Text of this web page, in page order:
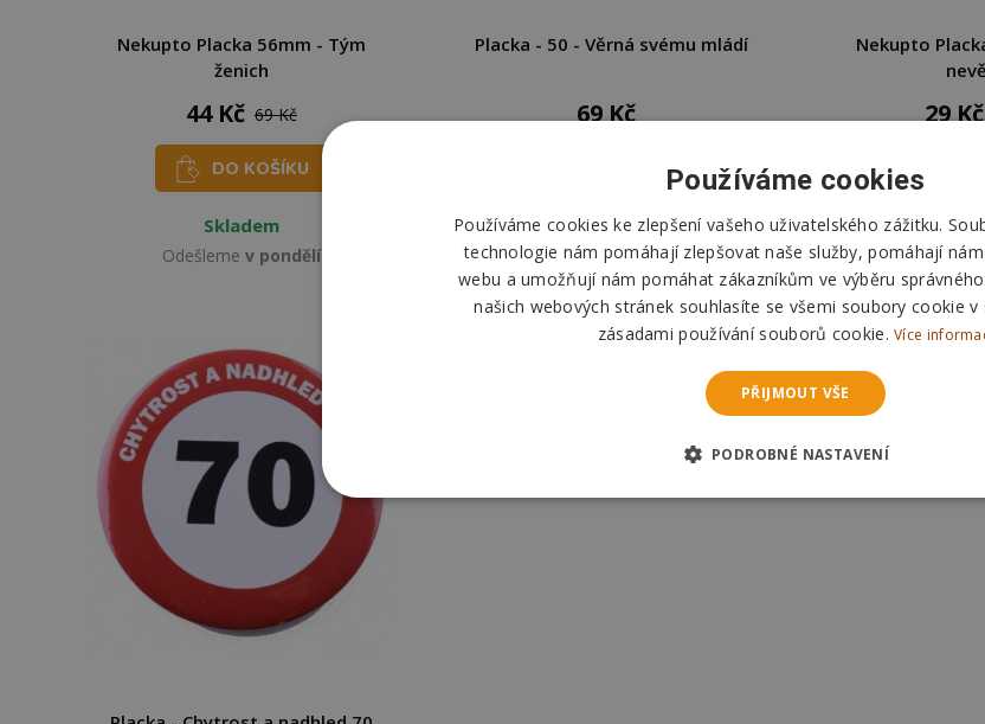
Nekupto Placka 56mm - Tým
ženich
44 Kč 69 Kč
DO KOŠÍKU
Skladem
Odešleme v pondělí
Placka - 50 - Věrná svému mládí
69 Kč
DO KOŠÍKU
Skladem
Odešlemev pondělí
Nekupto
29 Kč
Odešleme
Používáme cookies
Používáme cookies ke zlepšení vašeho uživatelského zážitku.
technologie nám pomáhají zlepšovat naše služby, pomáhají
webu a umožňují nám pomáhat zákazníkům ve výběru
našich webových stránek souhlasíte se všemi soubory cookie v
zásadami používání souborů cookie.Více
PŘIJMOUT VŠE
PODROBNÉ NASTAVENÍ